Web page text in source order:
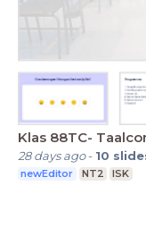
Klas 88TC-
28 days ago- 10
newEditor NT2 ISK